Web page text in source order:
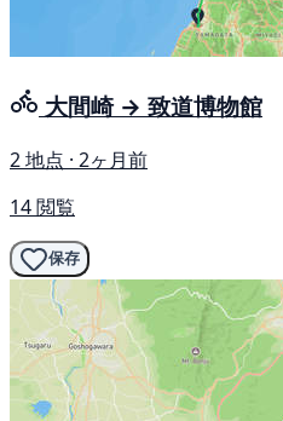
大間崎 → 致道博物館
2 地点 · 2ヶ月前
14 閲覧
保存